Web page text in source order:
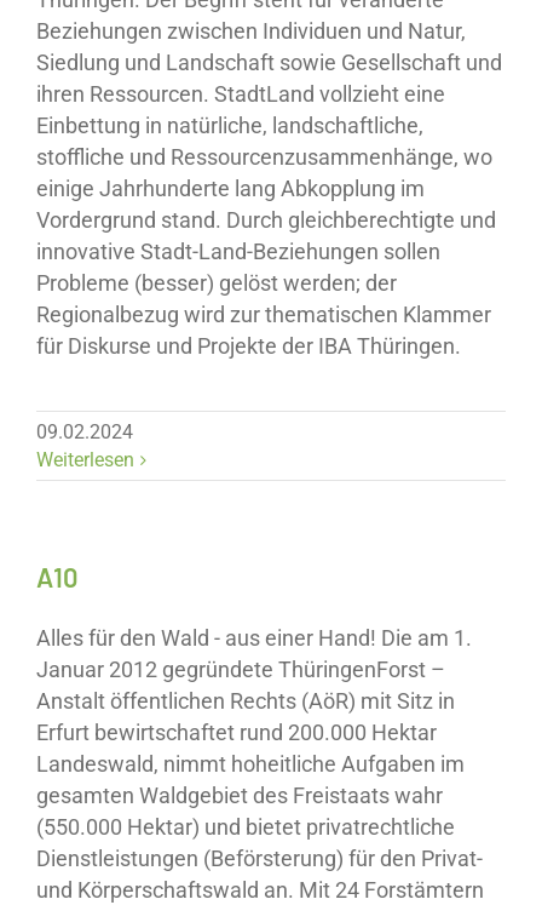
Beziehungen zwischen Individuen und Natur,
Siedlung und Landschaft sowie Gesellschaft und
ihren Ressourcen. StadtLand vollzieht eine
Einbettung in natürliche, landschaftliche,
stoffliche und Ressourcenzusammenhänge, wo
einige Jahrhunderte lang Abkopplung im
Vordergrund stand. Durch gleichberechtigte und
innovative Stadt-Land-Beziehungen sollen
Probleme (besser) gelöst werden; der
Regionalbezug wird zur thematischen Klammer
für Diskurse und Projekte der IBA Thüringen.
09.02.2024
Weiterlesen
A10
Alles für den Wald - aus einer Hand! Die am 1.
Januar 2012 gegründete ThüringenForst –
Anstalt öffentlichen Rechts (AöR) mit Sitz in
Erfurt bewirtschaftet rund 200.000 Hektar
Landeswald, nimmt hoheitliche Aufgaben im
gesamten Waldgebiet des Freistaats wahr
(550.000 Hektar) und bietet privatrechtliche
Dienstleistungen (Beförsterung) für den Privat-
und Körperschaftswald an. Mit 24 Forstämtern